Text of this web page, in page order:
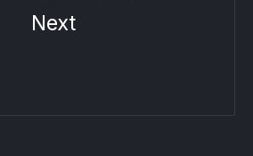
Next